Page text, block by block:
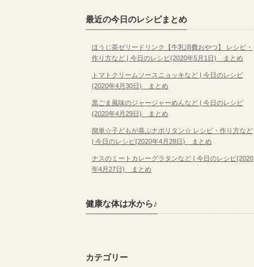
最近の今日のレシピまとめ
ほうじ茶ゼリードリンク【牛乳消費おやつ】 レシピ・
作り方など | 今日のレシピ(2020年5月1日) まとめ
トマトクリームソースニョッキなど | 今日のレシピ
(2020年4月30日) まとめ
黒ごま風味のジャージャーめんなど | 今日のレシピ
(2020年4月29日) まとめ
簡単☆子どもが喜ぶナポリタン☆ レシピ・作り方など
| 今日のレシピ(2020年4月28日) まとめ
ナスのミートカレーグラタンなど | 今日のレシピ(2020
年4月27日) まとめ
健康な体は水から♪
カテゴリー